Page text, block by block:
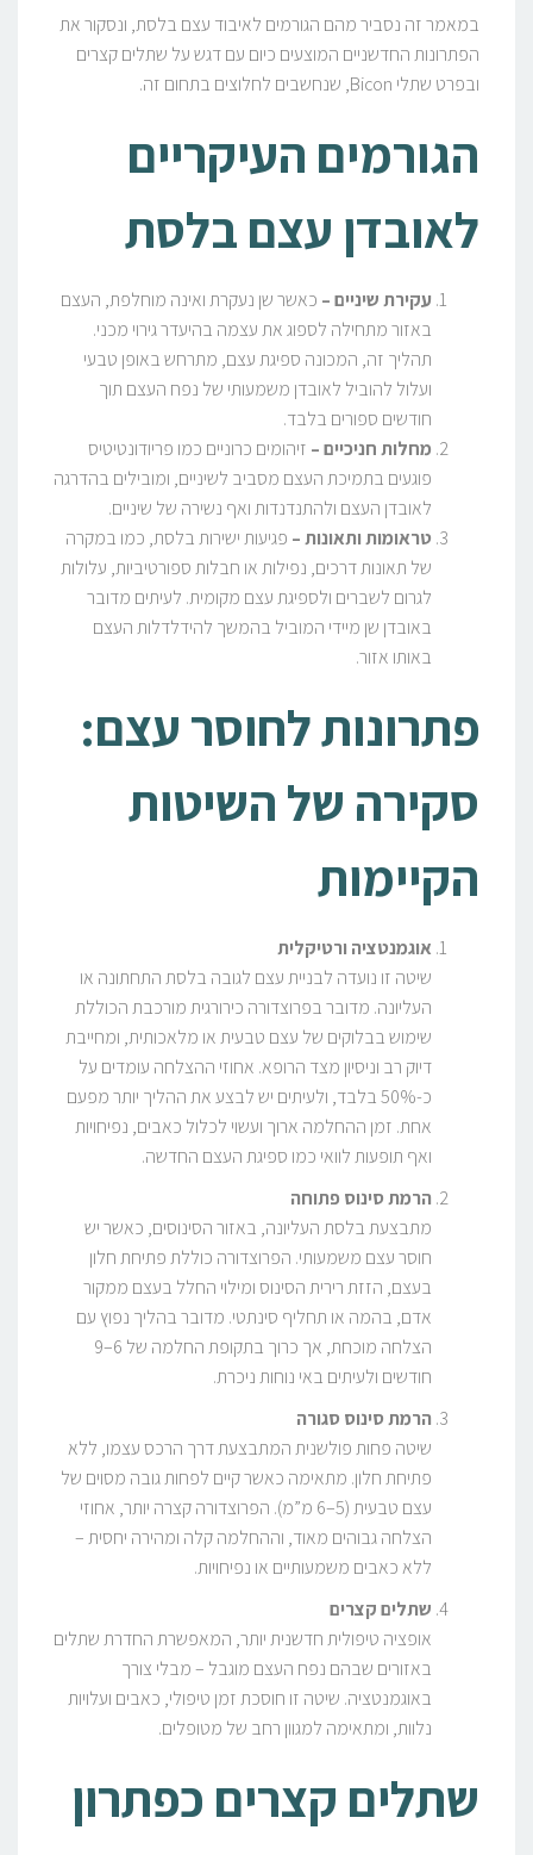
במאמר זה נסביר מהם הגורמים לאיבוד עצם בלסת, ונסקור את
הפתרונות החדשניים המוצעים כיום עם דגש על שתלים קצרים
ובפרט שתלי Bicon, שנחשבים לחלוצים בתחום זה.
הגורמים העיקריים
לאובדן עצם בלסת
עקירת שיניים – כאשר שן נעקרת ואינה מוחלפת, העצם
באזור מתחילה לספוג את עצמה בהיעדר גירוי מכני.
תהליך זה, המכונה ספיגת עצם, מתרחש באופן טבעי
ועלול להוביל לאובדן משמעותי של נפח העצם תוך
חודשים ספורים בלבד.
מחלות חניכיים– זיהומים כרוניים כמו פריודונטיטיס
פוגעים בתמיכת העצם מסביב לשיניים, ומובילים בהדרגה
לאובדן העצם ולהתנדנדות ואף נשירה של שיניים.
טראומות ותאונות– פגיעות ישירות בלסת, כמו במקרה
של תאונות דרכים, נפילות או חבלות ספורטיביות, עלולות
לגרום לשברים ולספיגת עצם מקומית. לעיתים מדובר
באובדן שן מיידי המוביל בהמשך להידלדלות העצם
באותו אזור.
פתרונות לחוסר עצם:
סקירה של השיטות
הקיימות
אוגמנטציה ורטיקלית
שיטה זו נועדה לבניית עצם לגובה בלסת התחתונה או
העליונה. מדובר בפרוצדורה כירורגית מורכבת הכוללת
שימוש בבלוקים של עצם טבעית או מלאכותית, ומחייבת
דיוק רב וניסיון מצד הרופא. אחוזי ההצלחה עומדים על
כ-50% בלבד, ולעיתים יש לבצע את ההליך יותר מפעם
אחת. זמן ההחלמה ארוך ועשוי לכלול כאבים, נפיחויות
ואף תופעות לוואי כמו ספיגת העצם החדשה.
הרמת סינוס פתוחה
מתבצעת בלסת העליונה, באזור הסינוסים, כאשר יש
חוסר עצם משמעותי. הפרוצדורה כוללת פתיחת חלון
בעצם, הזזת רירית הסינוס ומילוי החלל בעצם ממקור
אדם, בהמה או תחליף סינתטי. מדובר בהליך נפוץ עם
הצלחה מוכחת, אך כרוך בתקופת החלמה של 6–9
חודשים ולעיתים באי נוחות ניכרת.
הרמת סינוס סגורה
שיטה פחות פולשנית המתבצעת דרך הרכס עצמו, ללא
פתיחת חלון. מתאימה כאשר קיים לפחות גובה מסוים של
עצם טבעית (5–6 מ”מ). הפרוצדורה קצרה יותר, אחוזי
הצלחה גבוהים מאוד, וההחלמה קלה ומהירה יחסית –
ללא כאבים משמעותיים או נפיחויות.
שתלים קצרים
אופציה טיפולית חדשנית יותר, המאפשרת החדרת שתלים
באזורים שבהם נפח העצם מוגבל – מבלי צורך
באוגמנטציה. שיטה זו חוסכת זמן טיפולי, כאבים ועלויות
נלוות, ומתאימה למגוון רחב של מטופלים.
שתלים קצרים כפתרון